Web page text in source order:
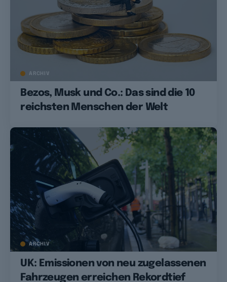
ARCHIV
Bezos, Musk und Co.: Das sind die 10
reichsten Menschen der Welt
ARCHIV
UK: Emissionen von neu zugelassenen
Fahrzeugen erreichen Rekordtief